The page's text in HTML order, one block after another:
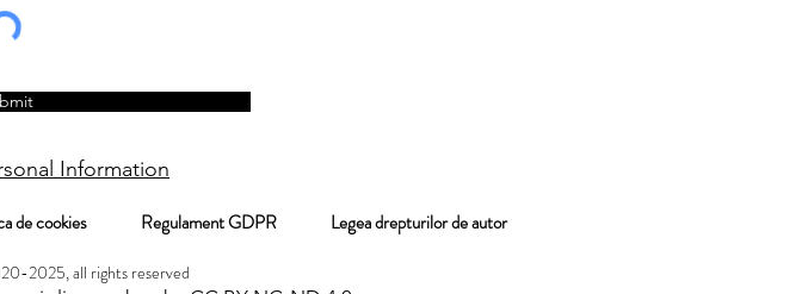
Information
de cookies Regulament GDPR Legea drepturilor de autor
2025, all rights reserved